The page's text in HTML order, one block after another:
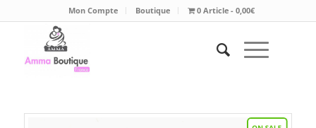
Mon Compte Boutique 0 Article 0,00€